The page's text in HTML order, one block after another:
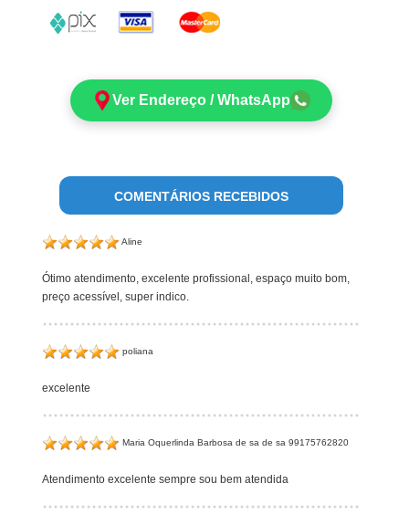
Ver Endereço / WhatsApp
COMENTÁRIOS RECEBIDOS
Aline
Ótimo atendimento, excelente profissional, espaço muito bom,
preço acessível, super indico.
poliana
excelente
Maria Oquerlinda Barbosa de sa de sa 99175762820
Atendimento excelente sempre sou bem atendida